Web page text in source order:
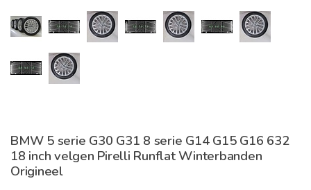
BMW 5 serie G30 G31 8 serie G14 G15 G16 632
18 inch velgen Pirelli Runflat Winterbanden
Origineel